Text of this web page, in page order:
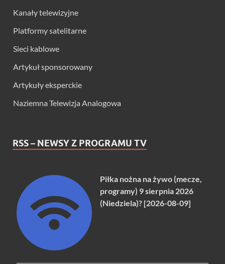
Kanały telewizyjne
Platformy satelitarne
Sieci kablowe
Artykuł sponsorowany
Artykuły eksperckie
Naziemna Telewizja Analogowa
RSS – NEWSY Z PROGRAMU TV
Piłka nożna na żywo (mecze,
programy) 9 sierpnia 2026
(Niedziela)? [2026-08-09]